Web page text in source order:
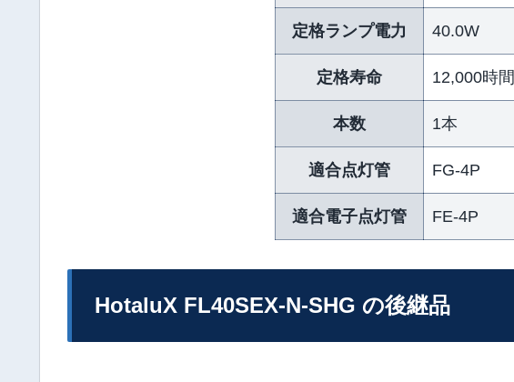
定格ランプ電力 40.0W
定格寿命 12,000時間
本数 1本
適合点灯管 FG-4P
適合電子点灯管 FE-4P
HotaluX FL40SEX-N-SHG の後継品